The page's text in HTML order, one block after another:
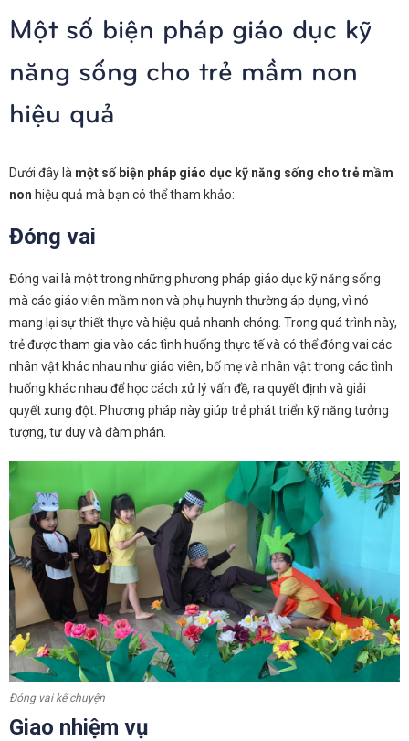
Một số biện pháp giáo dục kỹ
năng sống cho trẻ mầm non
hiệu quả
Dưới đây là một số biện pháp giáo dục kỹ năng sống cho trẻ mầm
non hiệu quả mà bạn có thể tham khảo:
Đóng vai
Đóng vai là một trong những phương pháp giáo dục kỹ năng sống
mà các giáo viên mầm non và phụ huynh thường áp dụng, vì nó
mang lại sự thiết thực và hiệu quả nhanh chóng. Trong quá trình này,
trẻ được tham gia vào các tình huống thực tế và có thể đóng vai các
nhân vật khác nhau như giáo viên, bố mẹ và nhân vật trong các tình
huống khác nhau để học cách xử lý vấn đề, ra quyết định và giải
quyết xung đột. Phương pháp này giúp trẻ phát triển kỹ năng tưởng
tượng, tư duy và đàm phán.
Đóng vai kể chuyện
Giao nhiệm vụ